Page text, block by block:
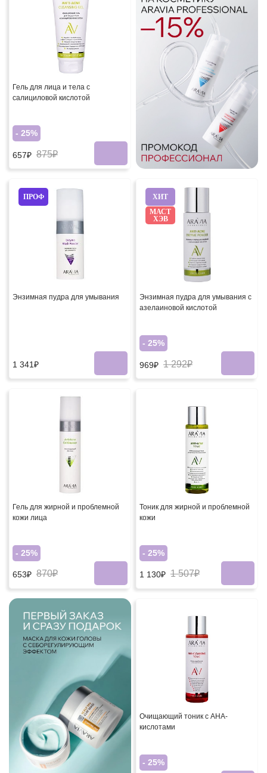
Гель для лица и тела с
салициловой кислотой
- 25%
657₽ 875₽
ПРОФ
Энзимная пудра для умывания
1 341₽
ХИТ
МАСТ
ХЭВ
Энзимная пудра для умывания с
азелаиновой кислотой
- 25%
969₽ 1 292₽
Гель для жирной и проблемной
кожи лица
- 25%
653₽ 870₽
Тоник для жирной и проблемной
кожи
- 25%
1 130₽ 1 507₽
Очищающий тоник с AHA-
кислотами
- 25%